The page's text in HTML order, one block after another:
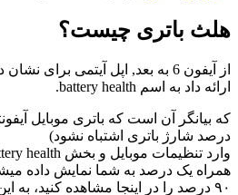
هلث باتری چیست؟
از آیفون 6 به بعد, اپل آیتمی
ارائه داد به اسم battery health.
که بیانگر آن است که باتری موبایل
درصد شارژ باتری اشتباه نشود)
همراه یک درصد به شما نمایش داده
۹۰ درصد را در اینجا مشاهده کنید،